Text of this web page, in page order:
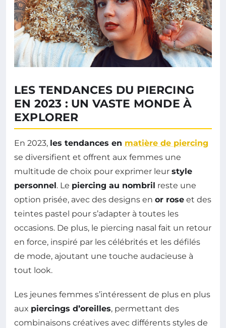
LES TENDANCES DU PIERCING
EN 2023 : UN VASTE MONDE À
EXPLORER
En 2023, les tendances en matière de piercing
se diversifient et offrent aux femmes une
multitude de choix pour exprimer leur style
personnel. Le piercing au nombril reste une
option prisée, avec des designs en or rose et des
teintes pastel pour s’adapter à toutes les
occasions. De plus, le piercing nasal fait un retour
en force, inspiré par les célébrités et les défilés
de mode, ajoutant une touche audacieuse à
tout look.
Les jeunes femmes s’intéressent de plus en plus
aux piercings d’oreilles, permettant des
combinaisons créatives avec différents styles de